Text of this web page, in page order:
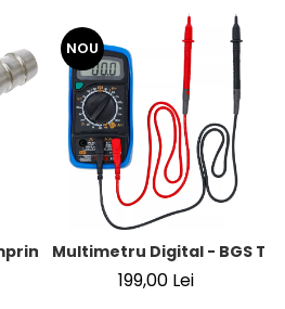
cu racord furtun 8 mm (5/
NOU
Multimetru Digital - BGS
199,00 Lei